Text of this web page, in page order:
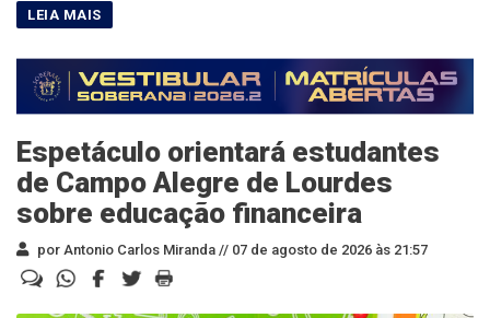
Espetáculo orientará estudantes
de Campo Alegre de Lourdes
sobre educação financeira
por Antonio Carlos Miranda // 07 de agosto de 2026 às 21:57